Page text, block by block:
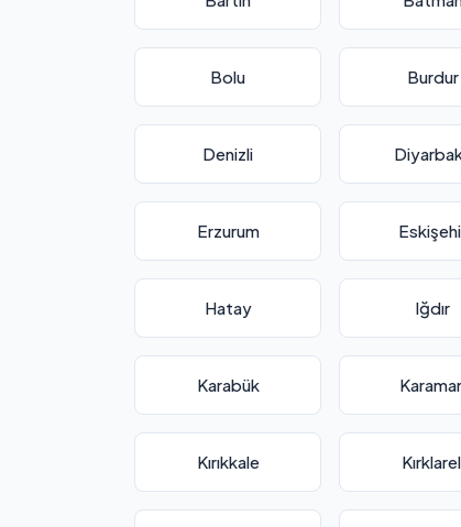
Bolu Burdur
Denizli
Erzurum
Hatay Iğdır
Karabük
Kırıkkale